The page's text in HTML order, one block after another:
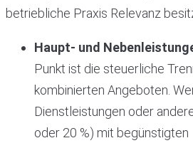
betriebliche Praxis Relevanz
Haupt- und
Punkt ist die steuerliche
kombinierten Angeboten.
Dienstleistungen oder
oder 20 %) mit begünstigten